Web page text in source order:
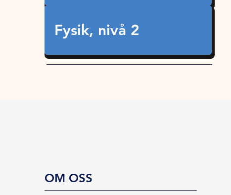
Fysik, nivå 2
OM OSS